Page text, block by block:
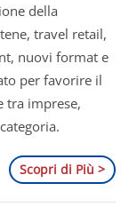
della
travel retail,
nuovi format e
per favorire il
tra imprese,
Scopri di Più >